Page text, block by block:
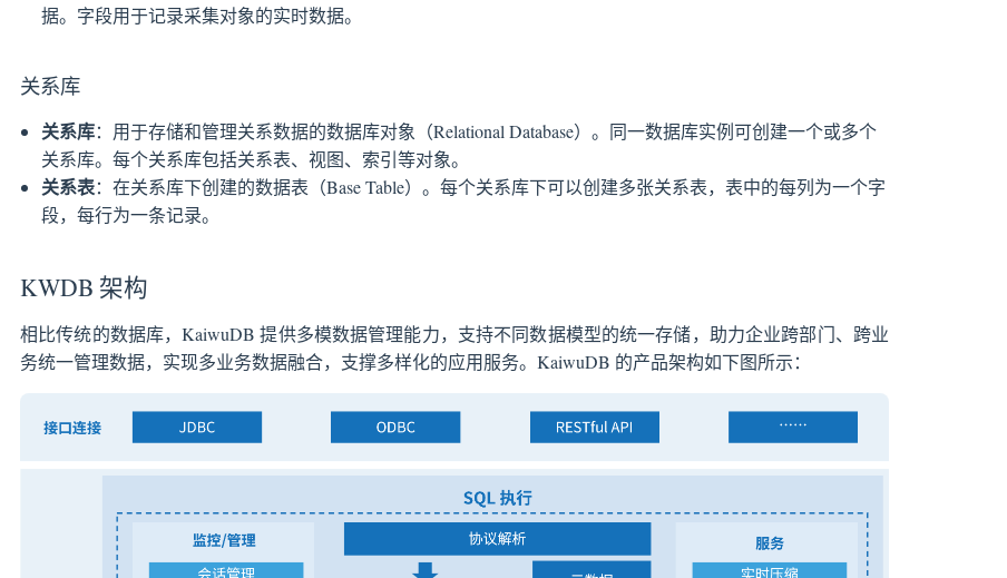
据。字段用于记录采集对象的实时数据。
关系库
关系库：用于存储和管理关系数据的数据库对象（Relational Database）。同一数据库实例可创建一个或多个
关系库。每个关系库包括关系表、视图、索引等对象。
关系表：在关系库下创建的数据表（Base Table）。每个关系库下可以创建多张关系表，表中的每列为一个字
段，每行为一条记录。
KWDB 架构
相比传统的数据库，KaiwuDB 提供多模数据管理能力，支持不同数据模型的统一存储，助力企业跨部门、跨业
务统一管理数据，实现多业务数据融合，支撑多样化的应用服务。KaiwuDB 的产品架构如下图所示：